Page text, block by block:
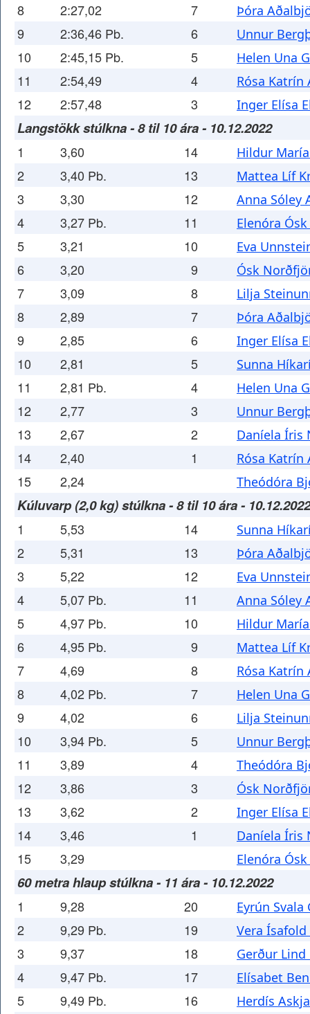
8 2:27,02 7 Þóra
9 2:36,46 Pb. 6 Unnur
10 2:45,15 Pb. 5 Helen Una
11 2:54,49 4 Rósa
12 2:57,48 3 Inger Elísa
Langstökk stúlkna - 8 til 10 ára - 10.12.2022
1 3,60 14 Hildur
2 3,40 Pb. 13 Mattea Líf
3 3,30 12 Anna Sóley
4 3,27 Pb. 11 Elenóra
5 3,21 10 Eva
6 3,20 9 Ósk
7 3,09 8 Lilja
8 2,89 7 Þóra
9 2,85 6 Inger Elísa
10 2,81 5 Sunna
11 2,81 Pb. 4 Helen Una
12 2,77 3 Unnur
13 2,67 2 Daníela Íris
14 2,40 1 Rósa
15 2,24 Theódóra
Kúluvarp (2,0 kg) stúlkna - 8 til 10 ára - 10.12.2022
1 5,53 14 Sunna
2 5,31 13 Þóra
3 5,22 12 Eva
4 5,07 Pb. 11 Anna Sóley
5 4,97 Pb. 10 Hildur
6 4,95 Pb. 9 Mattea Líf
7 4,69 8 Rósa
8 4,02 Pb. 7 Helen Una
9 4,02 6 Lilja
10 3,94 Pb. 5 Unnur
11 3,89 4 Theódóra
12 3,86 3 Ósk
13 3,62 2 Inger Elísa
14 3,46 1 Daníela Íris
15 3,29 Elenóra
60 metra hlaup stúlkna - 11 ára - 10.12.2022
1 9,28 20 Eyrún
2 9,29 Pb. 19 Vera
3 9,37 18 Gerður
4 9,47 Pb. 17 Elísabet
5 9,49 Pb. 16 Herdís